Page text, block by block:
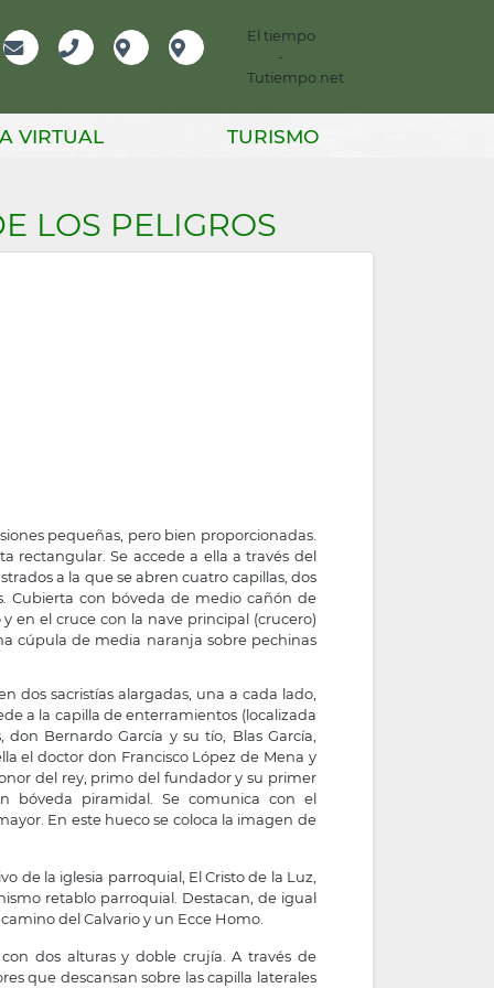
El tiempo
-
Tutiempo.net
VIRTUAL TURISMO
LOS PELIGROS
pequeñas, pero bien proporcionadas.
rectangular. Se accede a ella a través del
a la que se abren cuatro capillas, dos
Cubierta con bóveda de medio cañón de
en el cruce con la nave principal (crucero)
cúpula de media naranja sobre pechinas
dos sacristías alargadas, una a cada lado,
a la capilla de enterramientos (localizada
Bernardo García y su tío, Blas García,
el doctor don Francisco López de Mena y
del rey, primo del fundador y su primer
bóveda piramidal. Se comunica con el
En este hueco se coloca la imagen de
de la iglesia parroquial, El Cristo de la Luz,
retablo parroquial. Destacan, de igual
del Calvario y un Ecce Homo.
dos alturas y doble crujía. A través de
que descansan sobre las capilla laterales